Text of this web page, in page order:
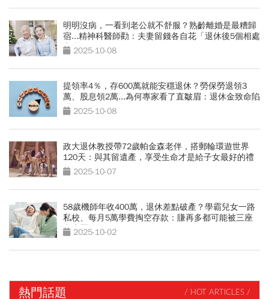
明明沒病，一看到老公就不舒服？熟齡離婚是最糟歸
宿...精神科醫師勸：夫妻留錢各自花「退休後5個相處
之道」
2025-10-08
提領率4％，存600萬就能安穩退休？勞保勞退領3
萬、股息領2萬...為何專家看了直皺眉：退休金致命陷
阱 2025-10-08
政大退休教授帶72歲帕金森老伴，搭郵輪環遊世界
120天：與其留遺產，享受生命才是給子女最好的禮
物 2025-10-07
58歲機師年收400萬，退休差點破產？學霸兒女一路
私校、每月5萬學費掏空存款：賺再多都可能被三座
大山壓垮
2025-10-02
熱門話題 / HOT ARTICLES /